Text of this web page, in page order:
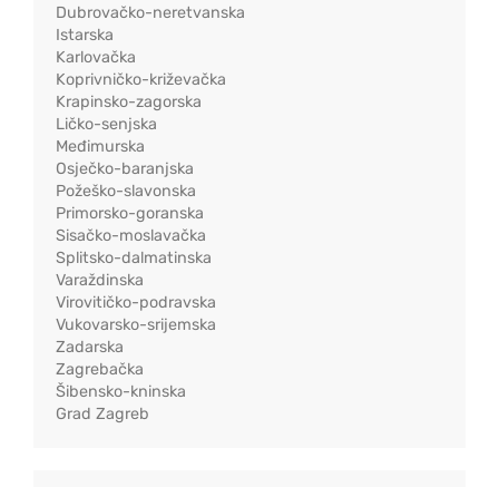
Dubrovačko-neretvanska
Istarska
Karlovačka
Koprivničko-križevačka
Krapinsko-zagorska
Ličko-senjska
Međimurska
Osječko-baranjska
Požeško-slavonska
Primorsko-goranska
Sisačko-moslavačka
Splitsko-dalmatinska
Varaždinska
Virovitičko-podravska
Vukovarsko-srijemska
Zadarska
Zagrebačka
Šibensko-kninska
Grad Zagreb